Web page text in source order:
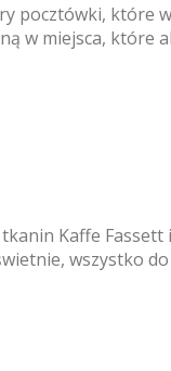
pocztówki, które
w miejsca, które
Kaffe Fassett
wszystko